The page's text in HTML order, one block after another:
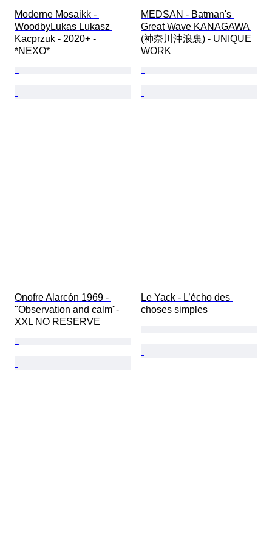
Moderne Mosaikk -
WoodbyLukas Lukasz
Kacprzuk - 2020+ -
*NEXO*
MEDSAN - Batman's
Great Wave KANAGAWA
(神奈川沖浪裏) - UNIQUE
WORK
Onofre Alarcón 1969 -
"Observation and calm"-
XXL NO RESERVE
Le Yack - L’écho des
choses simples